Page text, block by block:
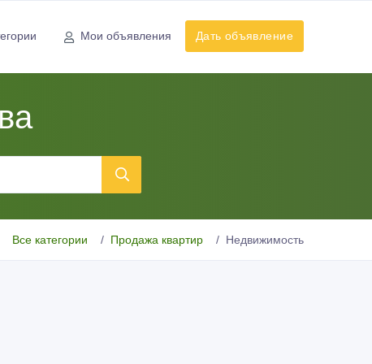
Мои объявления Дать объявление
Все категории Продажа квартир Недвижимость